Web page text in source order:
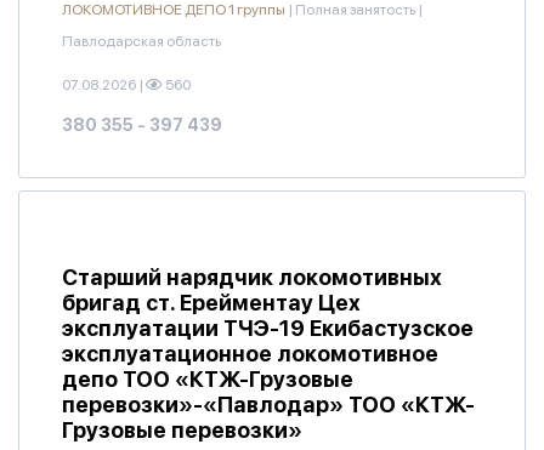
ЛОКОМОТИВНОЕ ДЕПО 1 группы | Полная занятость |
Павлодарская область
07.08.2026 | 560
380 355 - 397 439
Старший нарядчик локомотивных
бригад ст. Ерейментау Цех
эксплуатации ТЧЭ-19 Екибастузское
эксплуатационное локомотивное
депо ТОО «КТЖ-Грузовые
перевозки»-«Павлодар» ТОО «КТЖ-
Грузовые перевозки»